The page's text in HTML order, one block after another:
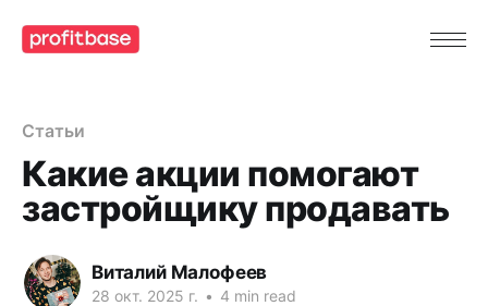
Статьи
Какие акции помогают
застройщику продавать
Виталий Малофеев
28 окт. 2025 г. • 4 min read